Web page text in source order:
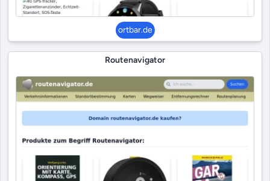
ortbar.de
Routenavigator